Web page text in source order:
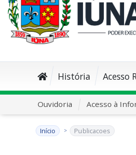
História Acesso
Ouvidoria Acesso à
Início Publicacoes